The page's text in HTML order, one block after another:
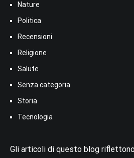
Nature
Politica
Recensioni
Religione
Salute
Senza categoria
Storia
Tecnologia
Gli articoli di questo blog